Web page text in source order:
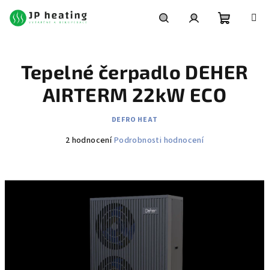
obsah
košík
Tepelné čerpadlo DEHER
AIRTERM 22kW ECO
DEFRO HEAT
Průměrné
hvězdiček.
2 hodnoceníPodrobnosti hodnocení